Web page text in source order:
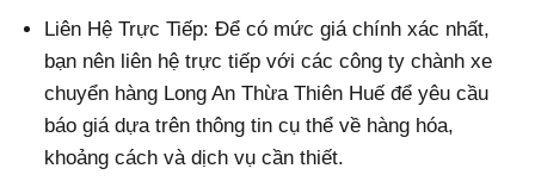
Liên Hệ Trực Tiếp: Để có mức giá chính xác nhất,
bạn nên liên hệ trực tiếp với các công ty chành xe
chuyển hàng Long An Thừa Thiên Huế để yêu cầu
báo giá dựa trên thông tin cụ thể về hàng hóa,
khoảng cách và dịch vụ cần thiết.